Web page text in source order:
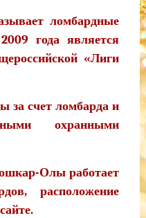
ломбардные
года является
«Лиги
за счет ломбарда и
охранными
Олы работает
расположение